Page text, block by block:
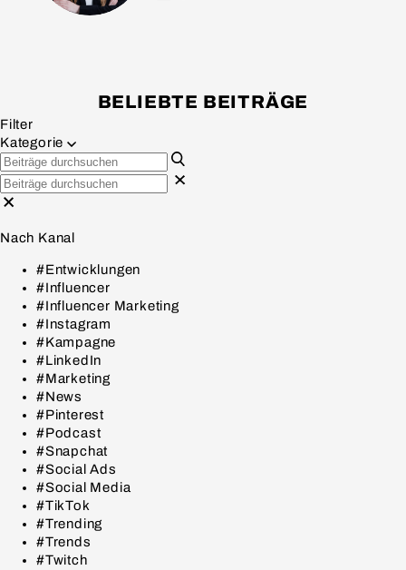
BELIEBTE BEITRÄGE
Filter
Kategorie
Nach Kanal
#Entwicklungen
#Influencer
#Influencer Marketing
#Instagram
#Kampagne
#LinkedIn
#Marketing
#News
#Pinterest
#Podcast
#Snapchat
#Social Ads
#Social Media
#TikTok
#Trending
#Trends
#Twitch